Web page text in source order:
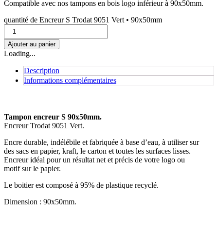
Compatible avec nos tampons en bois logo inférieur à 90x50mm.
quantité de Encreur S Trodat 9051 Vert • 90x50mm
Ajouter au panier
Loading...
Description
Informations complémentaires
Tampon encreur S 90x50mm.
Encreur Trodat 9051 Vert.
Encre durable, indélébile et fabriquée à base d’eau, à utiliser sur
des sacs en papier, kraft, le carton et toutes les surfaces lisses.
Encreur idéal pour un résultat net et précis de votre logo ou
motif sur le papier.
Le boitier est composé à 95% de plastique recyclé.
Dimension : 90x50mm.